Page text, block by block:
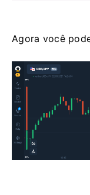
Agora você